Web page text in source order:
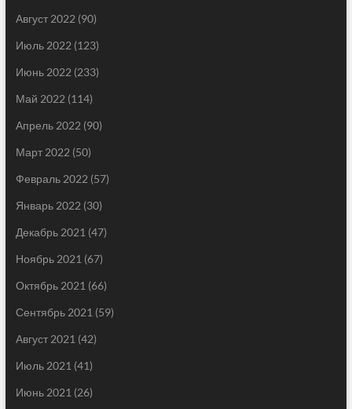
Август 2022 (90)
Июль 2022 (123)
Июнь 2022 (233)
Май 2022 (114)
Апрель 2022 (90)
Март 2022 (50)
Февраль 2022 (57)
Январь 2022 (30)
Декабрь 2021 (47)
Ноябрь 2021 (67)
Октябрь 2021 (66)
Сентябрь 2021 (59)
Август 2021 (42)
Июль 2021 (41)
Июнь 2021 (26)